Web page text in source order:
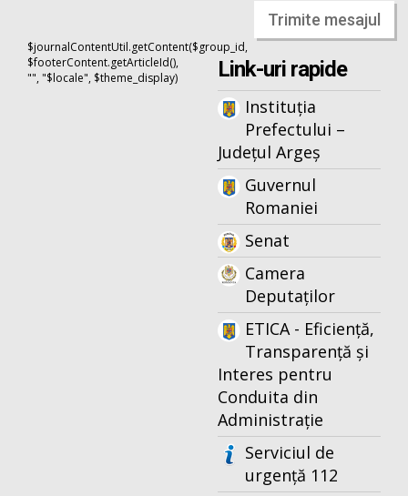
Trimite mesajul
$journalContentUtil.getContent($group_id,
$footerContent.getArticleId(),
"", "$locale", $theme_display)
Link-uri rapide
Instituția
Prefectului –
Județul Argeș
Guvernul
Romaniei
Senat
Camera
Deputaților
ETICA - Eficiență,
Transparență și
Interes pentru
Conduita din
Administrație
Serviciul de
urgență 112